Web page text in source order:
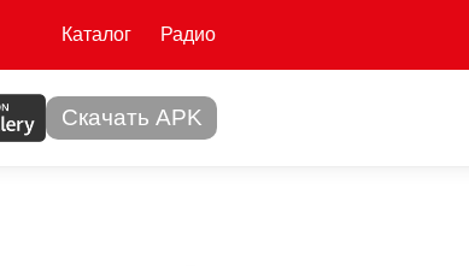
Каталог Радио
Скачать APK